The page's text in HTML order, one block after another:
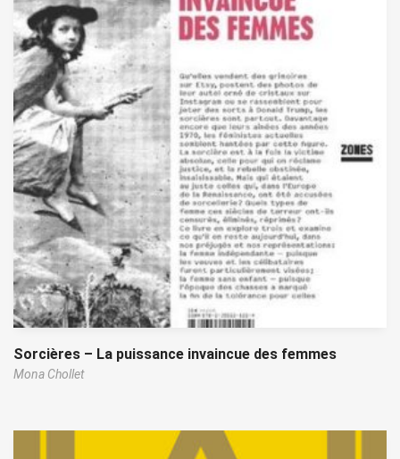
Sorcières – La puissance invaincue des femmes
Mona Chollet